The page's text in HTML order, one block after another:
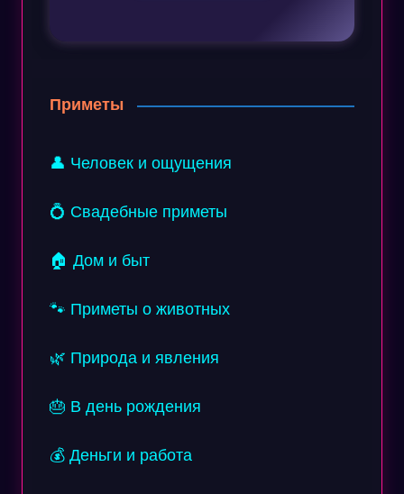
Приметы
👤 Человек и ощущения
💍 Свадебные приметы
🏠 Дом и быт
🐾 Приметы о животных
🌿 Природа и явления
🎂 В день рождения
💰 Деньги и работа